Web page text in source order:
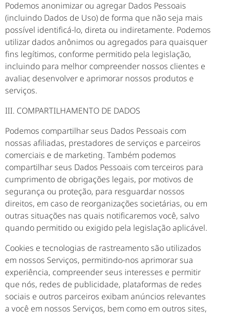
Podemos anonimizar ou agregar Dados Pessoais
(incluindo Dados de Uso) de forma que não seja mais
possível identificá-lo, direta ou indiretamente. Podemos
utilizar dados anônimos ou agregados para quaisquer
fins legítimos, conforme permitido pela legislação,
incluindo para melhor compreender nossos clientes e
avaliar, desenvolver e aprimorar nossos produtos e
serviços.
III. COMPARTILHAMENTO DE DADOS
Podemos compartilhar seus Dados Pessoais com
nossas afiliadas, prestadores de serviços e parceiros
comerciais e de marketing. Também podemos
compartilhar seus Dados Pessoais com terceiros para
cumprimento de obrigações legais, por motivos de
segurança ou proteção, para resguardar nossos
direitos, em caso de reorganizações societárias, ou em
outras situações nas quais notificaremos você, salvo
quando permitido ou exigido pela legislação aplicável.
Cookies e tecnologias de rastreamento são utilizados
em nossos Serviços, permitindo-nos aprimorar sua
experiência, compreender seus interesses e permitir
que nós, redes de publicidade, plataformas de redes
sociais e outros parceiros exibam anúncios relevantes
a você em nossos Serviços, bem como em outros sites,